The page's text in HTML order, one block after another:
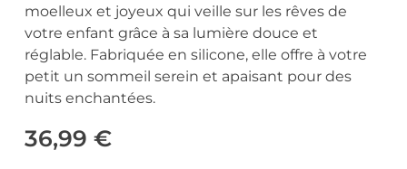
moelleux et joyeux qui veille sur les rêves de
votre enfant grâce à sa lumière douce et
réglable. Fabriquée en silicone, elle offre à votre
petit un sommeil serein et apaisant pour des
nuits enchantées.
36,99 €